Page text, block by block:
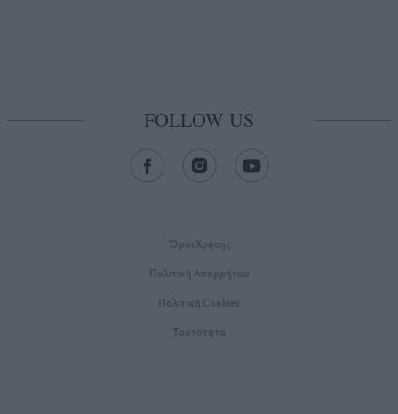
FOLLOW US
Όροι Xρήσης
Πολιτική Απορρήτου
Πολιτική Cookies
Ταυτότητα